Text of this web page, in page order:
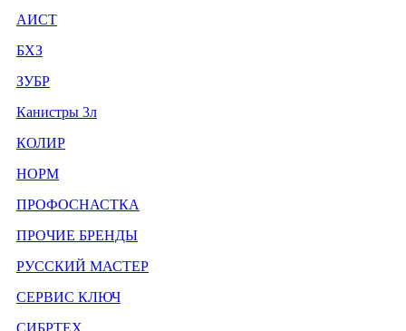
АИСТ
БХЗ
ЗУБР
Канистры 3л
КОЛИР
НОРМ
ПРОФОСНАСТКА
ПРОЧИЕ БРЕНДЫ
РУССКИЙ МАСТЕР
СЕРВИС КЛЮЧ